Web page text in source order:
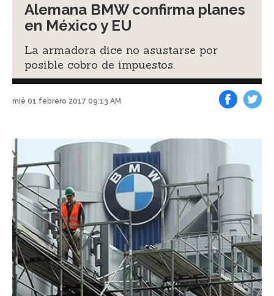
Alemana BMW confirma planes
en México y EU
La armadora dice no asustarse por
posible cobro de impuestos.
mié 01 febrero 2017 09:13 AM